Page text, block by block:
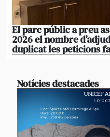
El parc públic a preu
2026 el nombre
duplicat les peticions
Notícies destacades